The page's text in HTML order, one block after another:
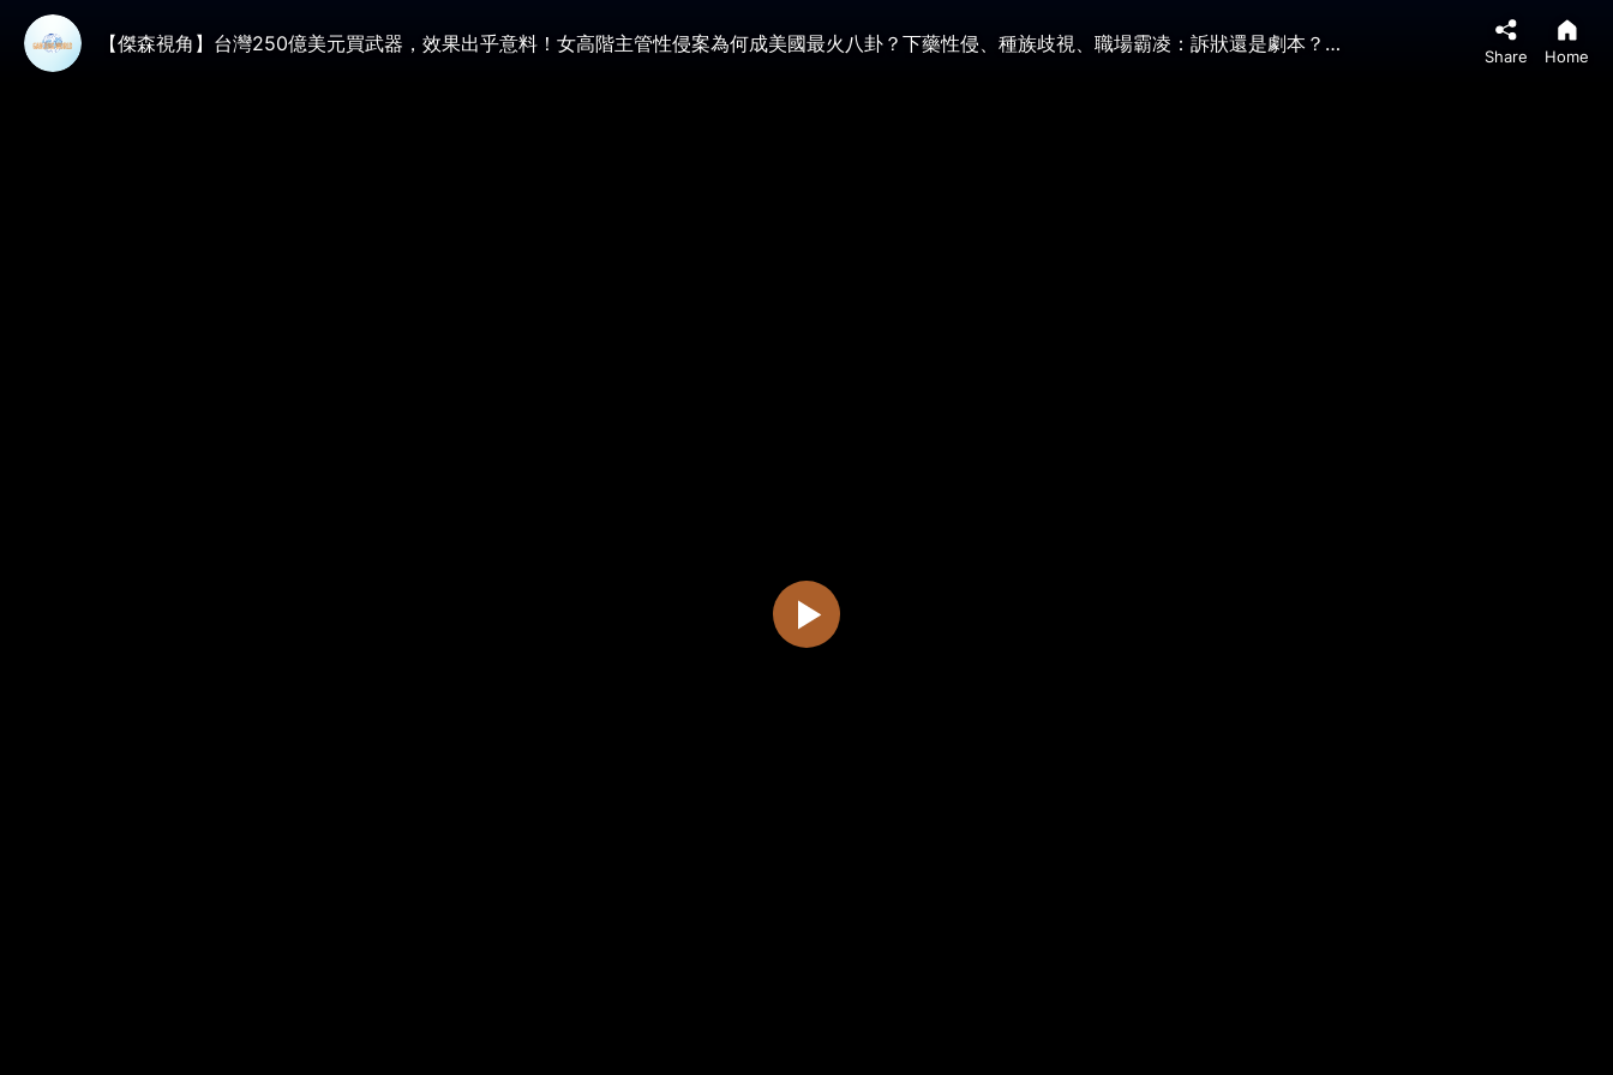
【傑森視角】台灣250億美元買武器，效果出乎意料！女高階主管性侵案為何成美國最火八卦？下藥性侵、種族歧視、職場霸凌：訴狀還是劇本？看懂台灣軍購背後的致命悖論！從華爾街八卦到台灣軍購：現代世界獎勵操縱敘事？
Share Home